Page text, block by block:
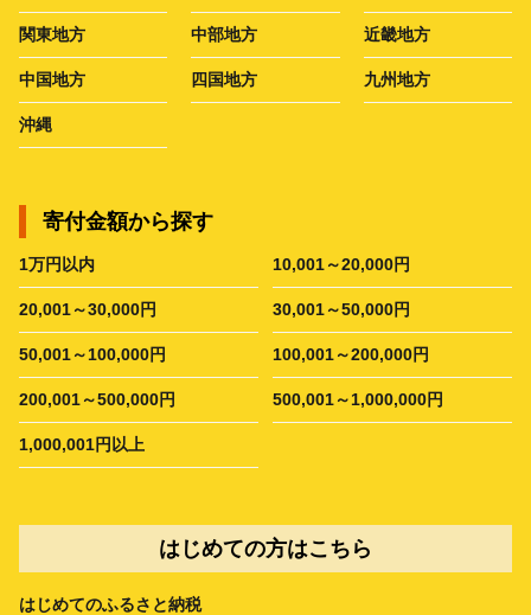
関東地方 中部地方 近畿地方
中国地方 四国地方 九州地方
沖縄
寄付金額から探す
1万円以内 10,001～20,000円
20,001～30,000円 30,001～50,000円
50,001～100,000円 100,001～200,000円
200,001～500,000円 500,001～1,000,000円
1,000,001円以上
はじめての方はこちら
はじめてのふるさと納税